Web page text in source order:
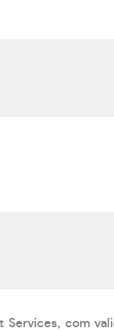
Services, com